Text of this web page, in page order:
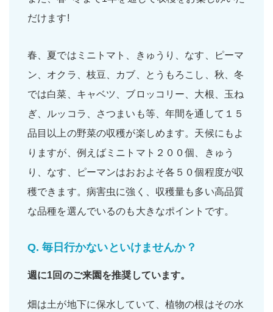
だけます!
春、夏ではミニトマト、きゅうり、なす、ピーマ
ン、オクラ、枝豆、カブ、とうもろこし、秋、冬
では白菜、キャベツ、ブロッコリー、大根、玉ね
ぎ、ルッコラ、さつまいも等、年間を通して１５
品目以上の野菜の収穫が楽しめます。天候にもよ
りますが、例えばミニトマト２００個、きゅう
り、なす、ピーマンはおおよそ各５０個程度が収
穫できます。病害虫に強く、収穫量も多い高品質
な品種を選んでいるのも大きなポイントです。
Q. 毎日行かないといけませんか？
週に1回 のご来園を推奨しています。
畑は土が地下に保水していて、植物の根はその水